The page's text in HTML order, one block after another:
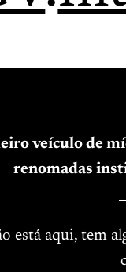
veículo de
renomadas
está aqui, tem